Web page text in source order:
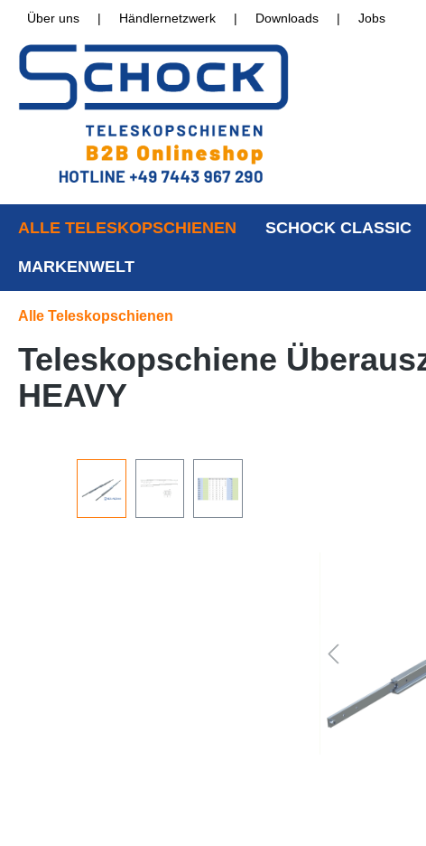
Über uns | Händlernetzwerk | Downloads | Jobs
ALLE TELESKOPSCHIENEN SCHOCK CLASSIC
MARKENWELT
Alle Teleskopschienen
Teleskopschiene
HEAVY